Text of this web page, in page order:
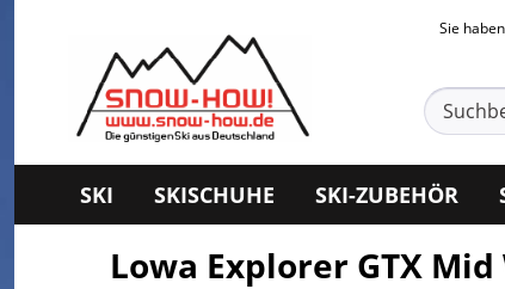
Sie
SKI SKISCHUHE SKI-ZUBEHÖR
Lowa Explorer GTX